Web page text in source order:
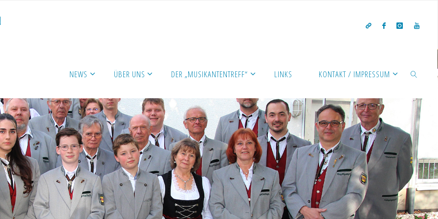
NEWS ÜBER UNS DER „MUSIKANTENTREFF“ LINKS KONTAKT / IMPRESSUM
SEARCH